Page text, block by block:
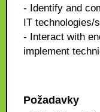
- Identify and
IT technologies/
- Interact with
implement
Požadavky